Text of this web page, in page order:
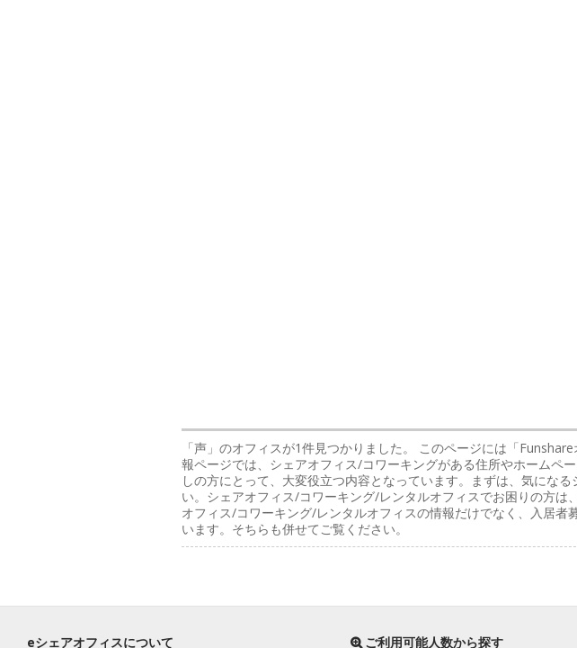
「声」のオフィスが1件見つかりました。 このページには「
報ページでは、シェアオフィス/コワーキングがある住所やホームペ
しの方にとって、大変役立つ内容となっています。まずは、気にな
い。シェアオフィス/コワーキング/レンタルオフィスでお困りの方
オフィス/コワーキング/レンタルオフィスの情報だけでなく、入居
います。そちらも併せてご覧ください。
eシェアオフィスについて ご利用可能人数から探す